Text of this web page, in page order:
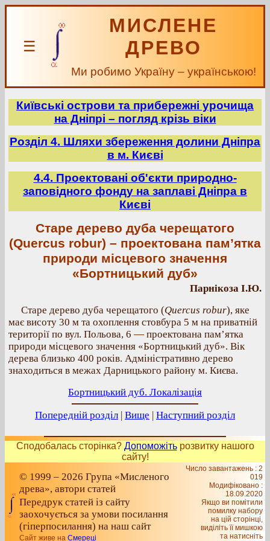
☰
МИСЛЕНЕ
ДРЕВО
Ми робимо Україну – українською!
Київські острови та прибережні урочища
на Дніпрі – погляд крізь віки
Розділ 4. Шляхи збереження долини Дніпра
в м. Києві
4.4. Проектовані об'єкти природно-
заповідного фонду на заплаві Дніпра в
Києві
Старе дерево дуба черещатого
(Quercus robur) – проектована пам’ятка
природи місцевого значення
«Бортницький дуб»
Парнікоза І.Ю.
Старе дерево дуба черещатого (Quercus robur), яке
має висоту 30 м та охоплення стовбура 5 м на приватній
території по вул. Польова, 6 — проектована пам’ятка
природи місцевого значення «Бортницький дуб». Вік
дерева близько 400 років. Адміністративно дерево
знаходиться в межах Дарницького району м. Києва.
Бортницький дуб. Локалізація
Попередній розділ | Вище | Наступний розділ
Сподобалась сторінка? Допоможітьрозвитку нашого
сайту!
© 1999 – 2026 Група «Мисленого
древа», автори статей
Передрук статей із сайту
заохочується за умови посилання
(гіперпосилання) на наш сайт
Сайт живе на Смереці
Число завантажень : 2
019
Модифіковано :
18.09.2020
Якщо ви помітили
помилку набору
на цiй сторiнцi,
видiлiть її мишкою
та натисніть